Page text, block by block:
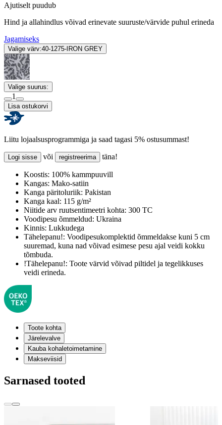
Ajutiselt puudub
Hind ja allahindlus võivad erinevate suuruste/värvide puhul erineda
Jagamiseks
Valige värv:40-1275-IRON GREY
Valige suurus:
1
Lisa ostukorvi
Liitu lojaalsusprogrammiga ja saad tagasi 5% ostusummast!
Logi sisse või registreerima täna!
Koostis: 100% kammpuuvill
Kangas: Mako-satiin
Kanga päritoluriik: Pakistan
Kanga kaal: 115 g/m²
Niitide arv ruutsentimeetri kohta: 300 TC
Voodipesu õmmeldud: Ukraina
Kinnis: Lukkudega
Tähelepanu!: Voodipesukomplektid õmmeldakse kuni 5 cm
suuremad, kuna nad võivad esimese pesu ajal veidi kokku
tõmbuda.
!Tähelepanu!: Toote värvid võivad piltidel ja tegelikkuses
veidi erineda.
Toote kohta
Järelevalve
Kauba kohaletoimetamine
Makseviisid
Sarnased tooted